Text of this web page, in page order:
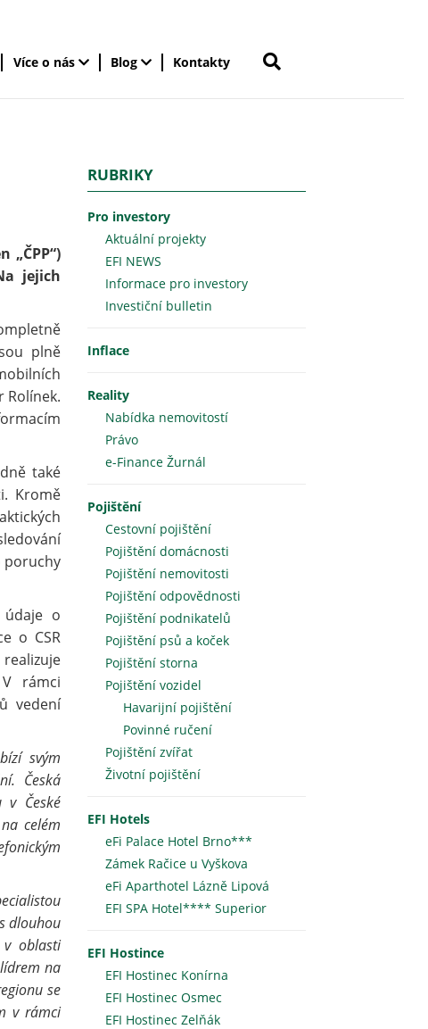
Více o nás Blog Kontakty
„ČPP“)
jejich
plně
Rolínek.
také
Kromě
poruchy
údaje o
o CSR
rámci
vedení
svým
Česká
v České
celém
dlouhou
oblasti
na
se
v rámci
RUBRIKY
Pro investory
Aktuální projekty
EFI NEWS
Informace pro investory
Investiční bulletin
Inflace
Reality
Nabídka nemovitostí
Právo
e-Finance Žurnál
Pojištění
Cestovní pojištění
Pojištění domácnosti
Pojištění nemovitosti
Pojištění odpovědnosti
Pojištění podnikatelů
Pojištění psů a koček
Pojištění storna
Pojištění vozidel
Havarijní pojištění
Povinné ručení
Pojištění zvířat
Životní pojištění
EFI Hotels
eFi Palace Hotel Brno***
Zámek Račice u Vyškova
eFi Aparthotel Lázně Lipová
EFI SPA Hotel**** Superior
EFI Hostince
EFI Hostinec Konírna
EFI Hostinec Osmec
EFI Hostinec Zelňák